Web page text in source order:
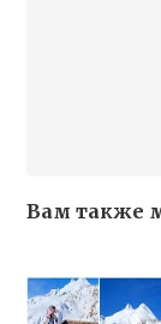
Вам также